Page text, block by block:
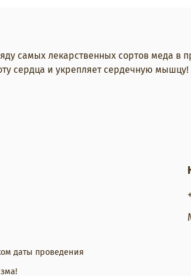
самых лекарственных сортов меда
сердца и укрепляет сердечную
даты проведения